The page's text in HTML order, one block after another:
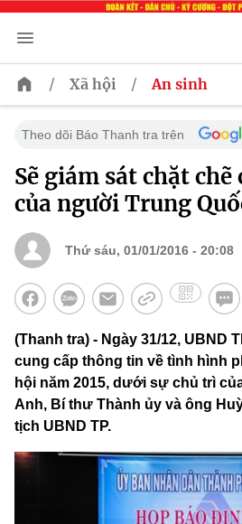
/ Xã hội / An sinh
Theo dõi Báo Thanh tra trên
Sẽ giám sát chặt
của người Trung
Thứ sáu, 01/01/2016 - 20:08
(Thanh tra) - Ngày 31/12, UBND
cung cấp thông tin về tình hình
hội năm 2015, dưới sự chủ trì
Anh, Bí thư Thành ủy và ông
tịch UBND TP.